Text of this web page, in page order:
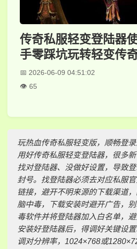
传奇私服轻变登陆器
手零踩坑玩转轻变传
2026-06-09 04:51:02
65
玩热血传奇私服轻变版，顺畅登
用好传奇私服轻变登陆器，很多
找对登陆器、没做好设置，导致
封号。找登陆器必须去对应私服
链接，避开不明来源的下载渠道
脑中毒，下载安装时避开广告，
毒软件并将登陆器加入白名单，避
安装好登陆器后，得调好关键设
调对分辨率，1024×768或